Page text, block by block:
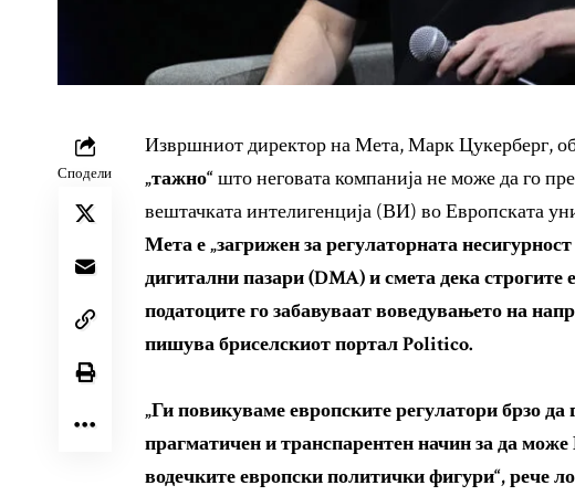
Сподели
Извршниот директор на Мета, Марк Цукерберг,
„тажно“што неговата компанија не може да го
вештачката интелигенција (ВИ) во Европската
Мета е „загрижен за регулаторната
дигитални пазари (DMA) и смета дека
податоците го забавуваат воведувањето на
пишува бриселскиот портал Politico.
„Ги повикуваме европските регулатори брзо
прагматичен и транспарентен начин за да
водечките европски политички фигури“, рече